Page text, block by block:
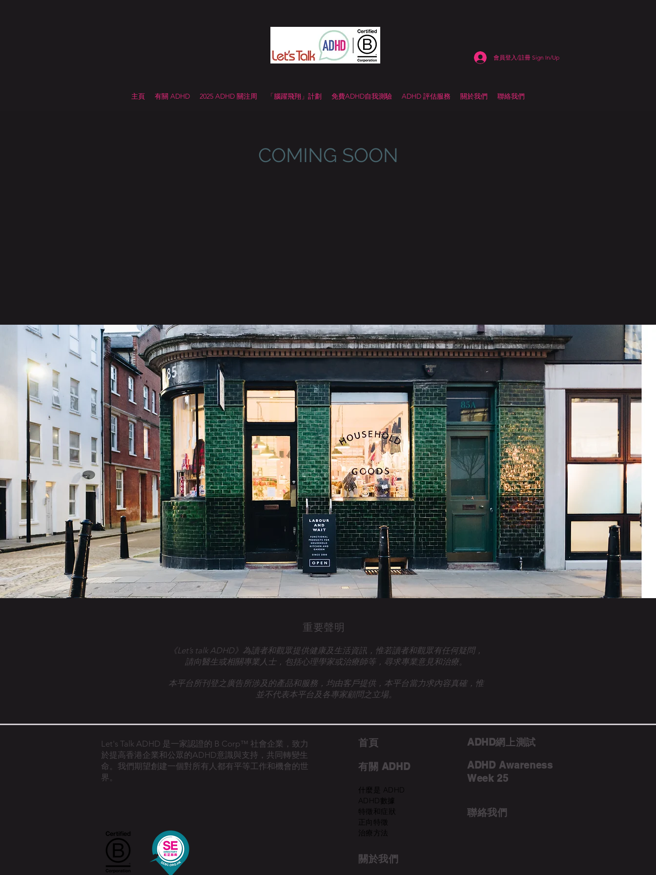
會員登入/註冊 Sign In/Up
主頁 有關 ADHD 2025 ADHD 關注周 「腦躍飛翔」計劃 免費ADHD自我測驗 ADHD 評估服務 關於我們 聯絡我們
COMING SOON
重要聲明
《Let’s talk ADHD》為讀者和觀眾提供健康及生活資訊，惟若讀者和觀眾有任何疑問，
請向醫生或相關專業人士， 包括心理學家或治療師等，尋求專業意見和治療。
本平台所刊登之廣告所涉及的產品和服務，均由客戶提供，本平台當力求內容真確，惟
並不代表本平台及各專家顧問之立場。
Let's Talk ADHD 是一家認證的 B Corp™ 社會企業，致力
於提高香港企業和公眾的ADHD意識與支持，共同轉變生
命。 我們期望創建一個對所有人都有平等工作和機會的世
界。
首​頁
有關 ADHD
什麼是 ADHD
ADHD數據
特徵和症狀
正向特徵
治療方法
關於我們
ADHD網上測試
ADHD Awareness
Week 25
聯絡我們